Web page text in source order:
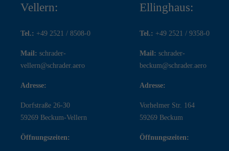
Vellern:
Tel.: +49 2521 / 8508-0
Mail: schrader-
vellern@schrader.aero
Adresse:
Dorfstraße 26-30
59269 Beckum-Vellern
Öffnungszeiten:
Ellinghaus:
Tel.: +49 2521 / 9358-0
Mail: schrader-
beckum@schrader.aero
Adresse:
Vorhelmer Str. 164
59269 Beckum
Öffnungszeiten: